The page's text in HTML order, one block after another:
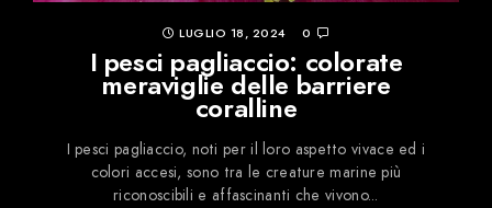
LUGLIO 18, 2024 0
I pesci pagliaccio: colorate
meraviglie delle barriere
coralline
I pesci pagliaccio, noti per il loro aspetto vivace ed i
colori accesi, sono tra le creature marine più
riconoscibili e affascinanti che vivono...